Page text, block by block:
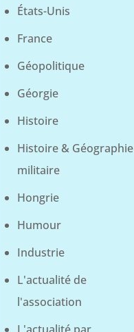
États-Unis
France
Géopolitique
Géorgie
Histoire
Histoire & Géographie
militaire
Hongrie
Humour
Industrie
L'actualité de
l'association